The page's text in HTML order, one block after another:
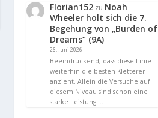
Florian152 zu Noah
Wheeler holt sich die 7.
Begehung von „Burden of
Dreams“ (9A)
26. Juni 2026
Beeindruckend, dass diese Linie
weiterhin die besten Kletterer
anzieht. Allein die Versuche auf
diesem Niveau sind schon eine
starke Leistung.…